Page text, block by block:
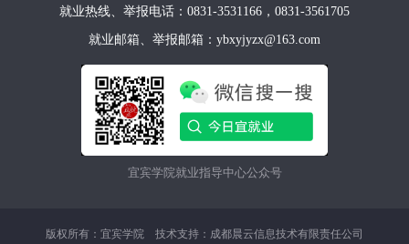
公司现有各类专业技术人员、管
理人员及相关从业人员400余
拥有高级、中级、初级爆破工程师
0多人，爆破作业“三员”400
人，并与西南交大、四川省安全科
学技术研究院等高校、科研院所建
立了技术合作关系，具备较强的爆
破工程技术实力和业务能力。
市场，大力开拓外部市场，并积极
就业热线、举报电话：0831-3531166，0831-3561705
就业邮箱、举报邮箱：ybxyjyzx@163.com
宜宾学院就业指导中心公众号
版权所有：宜宾学院 技术支持：成都晨云信息技术有限责任公司